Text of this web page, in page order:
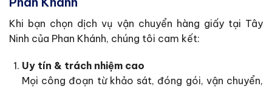
Khi bạn chọn dịch vụ vận chuyển hàng giấy tại Tây
Ninh của Phan Khánh, chúng tôi cam kết:
Uy tín & trách nhiệm cao
Mọi công đoạn từ khảo sát, đóng gói, vận chuyển,